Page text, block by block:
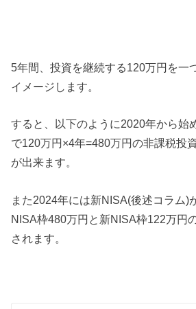
5年間、投資を継続する120万円を一
イメージします。
すると、以下のように2020年から始
で120万円×4年=480万円の非課税投
が出来ます。
また2024年には新NISA(後述コラム)
NISA枠480万円と新NISA枠122万円
されます。